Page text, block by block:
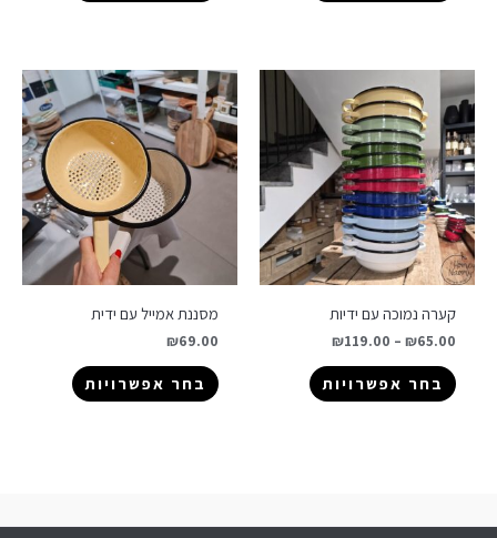
קערה נמוכה עם ידיות
₪65.00
–
₪119.00
בחר אפשרויות
מסננת אמייל עם ידית
₪69.00
בחר אפשרויות